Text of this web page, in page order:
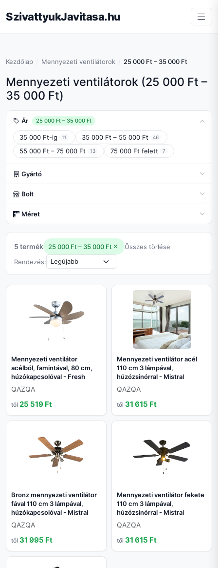
SzivattyukJavitasa.hu
Kezdőlap Mennyezeti ventilátorok 25 000 Ft – 35 000 Ft
Mennyezeti ventilátorok (25 000 Ft –
35 000 Ft)
Ár 25 000 Ft – 35 000 Ft
35 000 Ft-ig 11 35 000 Ft – 55 000 Ft 46
55 000 Ft – 75 000 Ft 13 75 000 Ft felett 7
Gyártó
Bolt
Méret
5 termék 25 000 Ft – 35 000 Ft
Összes törlése
Rendezés:
Mennyezeti ventilátor
acélból, famintával, 80 cm,
húzókapcsolóval - Fresh
QAZQA
től 25 519 Ft
Mennyezeti ventilátor acél
110 cm 3 lámpával,
húzózsinórral - Mistral
QAZQA
től 31 615 Ft
Bronz mennyezeti ventilátor
fával 110 cm 3 lámpával,
húzókapcsolóval - Mistral
QAZQA
től 31 995 Ft
Mennyezeti ventilátor fekete
110 cm 3 lámpával,
húzózsinórral - Mistral
QAZQA
től 31 615 Ft